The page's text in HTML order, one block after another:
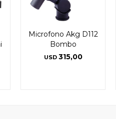
Microfono Akg D112
Bombo
USD 315,00